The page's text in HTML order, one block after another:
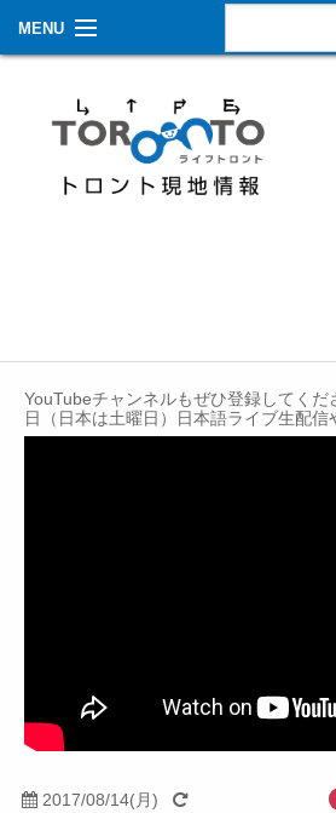
MENU
生活情報
その他
Contact
YouTubeチャンネルもぜひ登録してくだ
日（日本は土曜日）日本語ライブ生配信
2017/08/14(月)